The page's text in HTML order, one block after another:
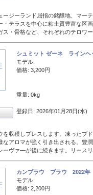
ージーランド屈指の銘醸地、マー
・テラスを中心に粘土質豊富な区
ス・骨格など、それぞれのテロワ
シュミット ゼーネ ライン
モデル:
価格: 3,200円
重量: 0kg
登録日: 2026年01月28日(水)
を収穫しプレスします。凍ったブ
なアロマが強く引き出される。豊
ーヴァ―が後に続きます。リース
カンブラウ ブラウ 2022年
モデル:
価格: 2,200円